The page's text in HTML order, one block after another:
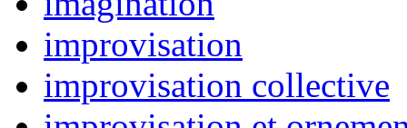
improvisation
improvisation collective